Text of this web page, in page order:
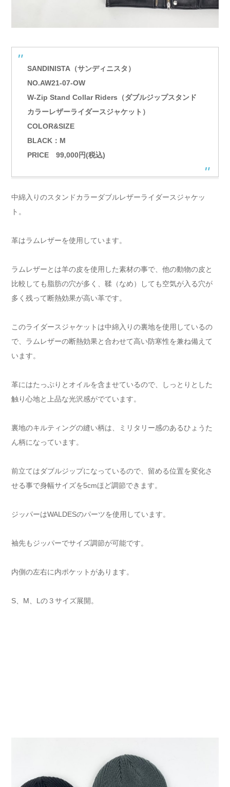
SANDINISTA（サンディニスタ）
NO.AW21-07-OW
W-Zip Stand Collar Riders（ダブルジップスタンド
カラーレザーライダースジャケット）
COLOR&SIZE
BLACK：M
PRICE 99,000円(税込)
中綿入りのスタンドカラーダブルレザーライダースジャケッ
ト。
革はラムレザーを使用しています。
ラムレザーとは羊の皮を使用した素材の事で、他の動物の皮と
比較しても脂肪の穴が多く、鞣（なめ）しても空気が入る穴が
多く残って断熱効果が高い革です。
このライダースジャケットは中綿入りの裏地を使用しているの
で、ラムレザーの断熱効果と合わせて高い防寒性を兼ね備えて
います。
革にはたっぷりとオイルを含ませているので、しっとりとした
触り心地と上品な光沢感がでています。
裏地のキルティングの縫い柄は、ミリタリー感のあるひょうた
ん柄になっています。
前立てはダブルジップになっているので、留める位置を変化さ
せる事で身幅サイズを5cmほど調節できます。
ジッパーはWALDESのパーツを使用しています。
袖先もジッパーでサイズ調節が可能です。
内側の左右に内ポケットがあります。
S、M、Lの３サイズ展開。